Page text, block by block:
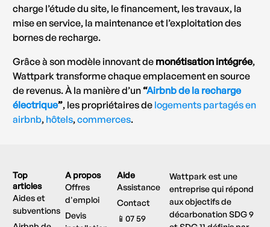
charge l’étude du site, le financement, les travaux, la
mise en service, la maintenance et l’exploitation des
bornes de recharge.
Grâce à son modèle innovant de monétisation intégrée,
Wattpark transforme chaque emplacement en source
de revenus. À la manière d’un“Airbnb de la recharge
électrique”, les propriétaires de logements partagés en
airbnb, hôtels,commerces.
Top
articles
Aides et
subventions
A propos
Offres
d'emploi
Devis
Aide
Assistance
Contact
📱07 59
Wattpark est une
entreprise qui répond
aux objectifs de
décarbonation SDG 9